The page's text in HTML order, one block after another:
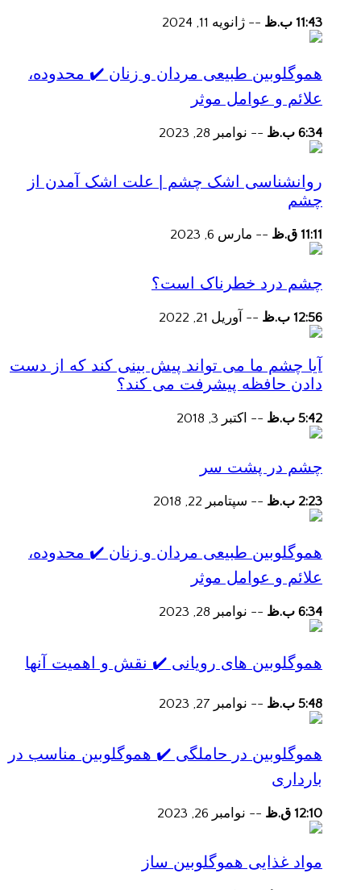
11:43 ب.ظ -- ژانویه 11, 2024
هموگلوبین طبیعی مردان و زنان ✔️ محدوده،
علائم و عوامل موثر
6:34 ب.ظ -- نوامبر 28, 2023
روانشناسی اشک چشم | علت اشک آمدن از
چشم
11:11 ق.ظ -- مارس 6, 2023
چشم درد خطرناک است؟
12:56 ب.ظ -- آوریل 21, 2022
آیا چشم ما می تواند پیش بینی کند که از دست
دادن حافظه پیشرفت می کند؟
5:42 ب.ظ -- اکتبر 3, 2018
چشم در پشت سر
2:23 ب.ظ -- سپتامبر 22, 2018
هموگلوبین طبیعی مردان و زنان ✔️ محدوده،
علائم و عوامل موثر
6:34 ب.ظ -- نوامبر 28, 2023
هموگلوبین های رویانی ✔️ نقش و اهمیت آنها
5:48 ب.ظ -- نوامبر 27, 2023
هموگلوبین در حاملگی ✔️ هموگلوبین مناسب در
بارداری
12:10 ق.ظ -- نوامبر 26, 2023
مواد غذایی هموگلوبین ساز